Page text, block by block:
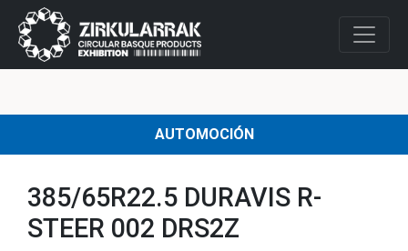
AUTOMOCIÓN
385/65R22.5 DURAVIS R-
STEER 002 DRS2Z